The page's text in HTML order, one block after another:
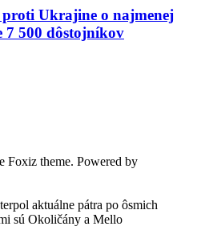
Ukrajine o najmenej
7 500 dôstojníkov
Foxiz theme. Powered by
aktuálne pátra po ôsmich
sú Okoličány a Mello